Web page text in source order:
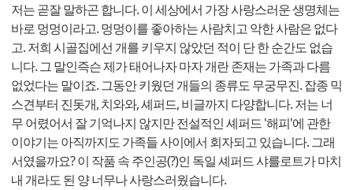
저는 곧잘 말하곤 합니다. 이 세상에서 가장 사랑스러운 생명체는
바로 멍멍이라고. 멍멍이를 좋아하는 사람치고 악한 사람은 없다
고. 저희 시골집에선 개를 키우지 않았던 적이 단 한 순간도 없습
니다. 그 말인즉슨 제가 태어나자 마자 개란 존재는 가족과 다름
없었다는 말이죠. 그동안 키웠던 개들의 종류도 무궁무진. 잡종 믹
스견부터 진돗개, 치와와, 셰퍼드, 비글까지 다양합니다. 저는 너
무 어렸어서 잘 기억나지 않지만 전설적인 셰퍼드 '해피'에 관한
이야기는 아직까지도 가족들 사이에서 회자되고 있습니다. 그래
서였을까요? 이 작품 속 주인공(?)인 독일 셰퍼드 샤를로트가 마치
내 개라도 된 양 너무나 사랑스러웠습니다.